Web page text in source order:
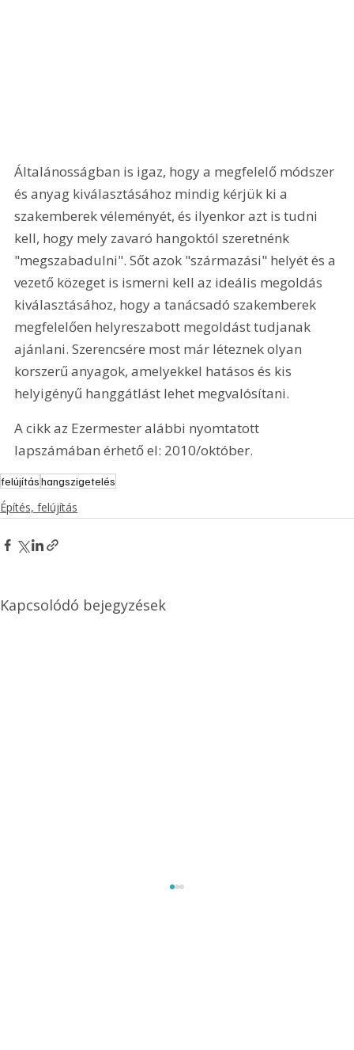
Általánosságban is igaz, hogy a megfelelő módszer
és anyag kiválasztásához mindig kérjük ki a
szakemberek véleményét, és ilyenkor azt is tudni
kell, hogy mely zavaró hangoktól szeretnénk
"megszabadulni". Sőt azok "származási" helyét és a
vezető közeget is ismerni kell az ideális megoldás
kiválasztásához, hogy a tanácsadó szakemberek
megfelelően helyreszabott megoldást tudjanak
ajánlani. Szerencsére most már léteznek olyan
korszerű anyagok, amelyekkel hatásos és kis
helyigényű hanggátlást lehet megvalósítani.
A cikk az Ezermester alábbi nyomtatott
lapszámában érhető el: 2010/október.
felújításhangszigetelés
Építés, felújítás
Kapcsolódó bejegyzések